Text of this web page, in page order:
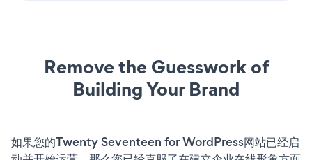
Remove the Guesswork of
Building Your Brand
如果您的Twenty Seventeen for WordPress网站已经启